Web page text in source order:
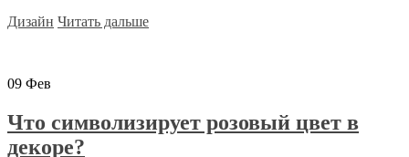
Дизайн Читать дальше
09 Фев
Что символизирует розовый цвет в
декоре?